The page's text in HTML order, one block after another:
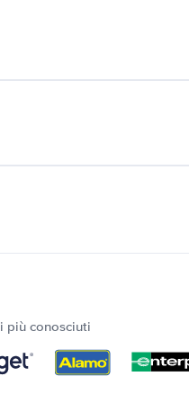
più conosciuti